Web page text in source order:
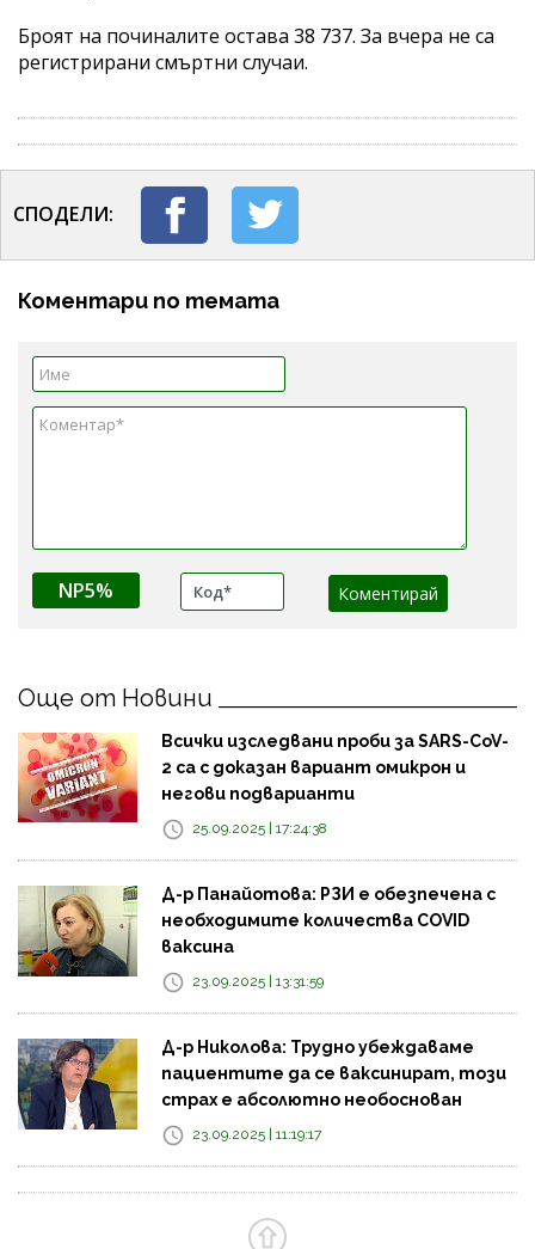
Броят на починалите остава 38 737. За вчера не са
регистрирани смъртни случаи.
СПОДЕЛИ:
Коментари по темата
NP5%
Още от Новини
Всички изследвани проби за SARS-CoV-
2 са с доказан вариант омикрон и
негови подварианти
25.09.2025 | 17:24:38
Д-р Панайотова: РЗИ е обезпечена с
необходимите количества COVID
ваксина
23.09.2025 | 13:31:59
Д-р Николова: Трудно убеждаваме
пациентите да се ваксинират, този
страх е абсолютно необоснован
23.09.2025 | 11:19:17